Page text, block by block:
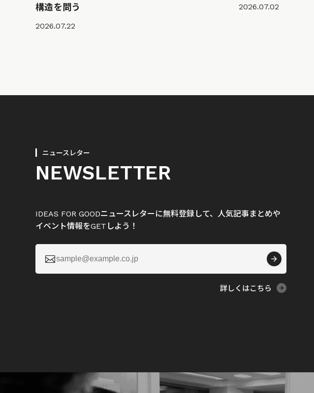
構造を問う
2026.07.22
2026.07.02
ニュースレター
NEWSLETTER
IDEAS FOR GOODニュースレターに無料登録して、人気記事まとめや
イベント情報をGETしよう！

詳しくはこちら